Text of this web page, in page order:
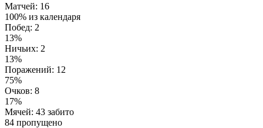
Матчей: 16
100% из календаря
Побед: 2
13%
Ничьих: 2
13%
Поражений: 12
75%
Очков: 8
17%
Мячей: 43 забито
84 пропущено